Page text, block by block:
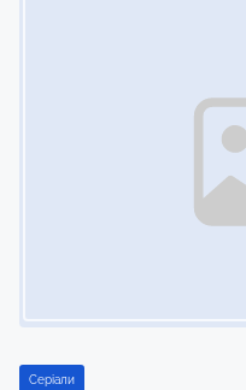
Серіали